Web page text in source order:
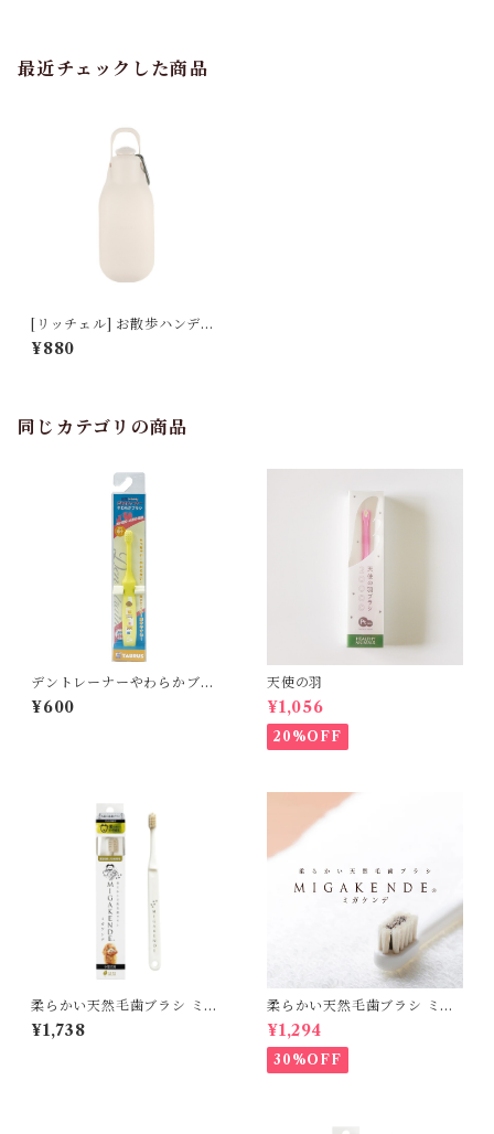
最近チェックした商品
[リッチェル] お散歩ハンディ
シャワー M アイボリー
¥880
同じカテゴリの商品
デントレーナーやわらかブラ
シ（旧絵柄）
¥600
天使の羽
¥1,056
20%OFF
柔らかい天然毛歯ブラシ ミガ
ケンデ 小型犬用 柔らかいヤギ
植毛
¥1,738
柔らかい天然毛歯ブラシ ミガ
ケンデ 小型犬用 斜めカット植
毛（ヤギ&ウマ）
¥1,294
30%OFF